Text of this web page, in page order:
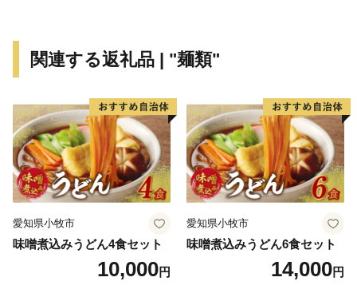
掲げ、「全国家読ゆうびんコンクール」、「秋の読書ま
これまで続いてきた三郷市の発展をさらに飛躍させ、
「きらりとひかる田園都市みさと～人にも企業にも選ば
れる魅力的なまち～」の実現を目指し、これまで以上に
魅力あるまちづくりを進めてまいります。
関連する返礼品 | "麺類"
愛知県小牧市
味噌煮込みうどん4食セット
10,000円
愛知県小牧市
味噌煮込みうどん6食セット
14,000円